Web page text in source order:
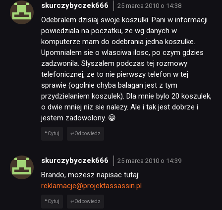
skurczybyczek666 25 marca 2010 o 14:38
Odebralem dzisiaj swoje koszulki. Pani w informacji
powiedziala na poczatku, ze wg danych w
komputerze mam do odebrania jedna koszulke.
Upomnialem sie o wlasciwa ilosc, po czym gdzies
zadzwonila. Slyszalem podczas tej rozmowy
telefonicznej, ze to nie pierwszy telefon w tej
sprawie (ogolnie chyba balagan jest z tym
przydzielaniem koszulek). Dla mnie bylo 20 koszulek,
o dwie mniej niz sie nalezy. Ale i tak jest dobrze i
jestem zadowolony. 😀
Cytuj Odpowiedz
skurczybyczek666 25 marca 2010 o 14:39
Brando, mozesz napisac tutaj:
reklamacje@projektassassin.pl
Cytuj Odpowiedz